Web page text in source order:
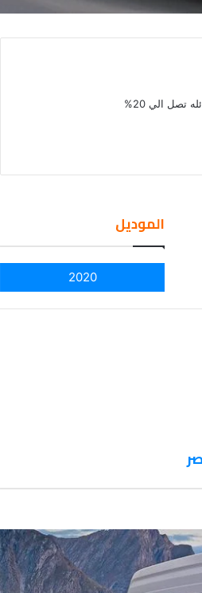
الي 20%
الموديل
2020